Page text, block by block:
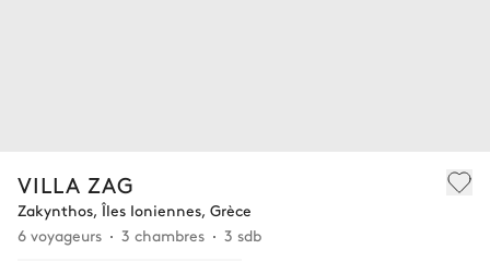
VILLA ZAG
Zakynthos, Îles Ioniennes, Grèce
6 voyageurs
3 chambres 3 sdb